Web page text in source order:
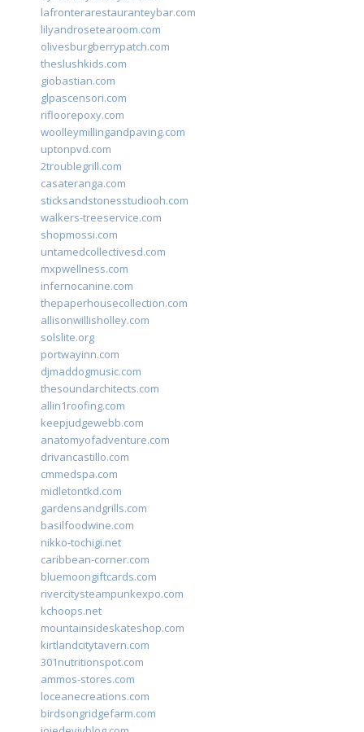
lafronterarestauranteybar.com
lilyandrosetearoom.com
olivesburgberrypatch.com
theslushkids.com
giobastian.com
glpascensori.com
rifloorepoxy.com
woolleymillingandpaving.com
uptonpvd.com
2troublegrill.com
casateranga.com
sticksandstonesstudiooh.com
walkers-treeservice.com
shopmossi.com
untamedcollectivesd.com
mxpwellness.com
infernocanine.com
thepaperhousecollection.com
allisonwillisholley.com
solslite.org
portwayinn.com
djmaddogmusic.com
thesoundarchitects.com
allin1roofing.com
keepjudgewebb.com
anatomyofadventure.com
drivancastillo.com
cmmedspa.com
midletontkd.com
gardensandgrills.com
basilfoodwine.com
nikko-tochigi.net
caribbean-corner.com
bluemoongiftcards.com
rivercitysteampunkexpo.com
kchoops.net
mountainsideskateshop.com
kirtlandcitytavern.com
301nutritionspot.com
ammos-stores.com
loceanecreations.com
birdsongridgefarm.com